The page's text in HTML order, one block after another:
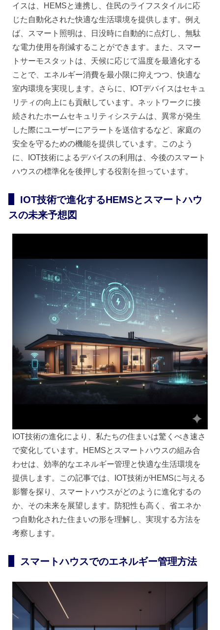
イスは、HEMSと連携し、住民のライフスタイルに応
じた自動化された快適な生活環境を提供します。例え
ば、スマート照明は、日没時に自動的に点灯し、無駄
な電力使用を削減することができます。また、スマー
トサーモスタットは、天候に応じて温度を最適化する
ことで、エネルギー消費を最小限に抑えつつ、快適な
室内環境を実現します。さらに、IOTデバイスはセキュ
リティの向上にも貢献しています。ネットワークに接
続されたホームセキュリティシステムは、異常が発生
した際にユーザーにアラートを送信するなど、家庭の
安全を守るための機能を提供しています。このよう
に、IOT技術によるデバイスの利用は、今後のスマート
ハウスの標準化を後押しする役割を担っています。
IOT技術で進化するHEMSとスマートハウ
スの未来予想図
IOT技術の進化により、私たちの住まいは驚くべき速さ
で変化しています。HEMSとスマートハウスの組み合
わせは、効率的なエネルギー管理と快適な生活環境を
提供します。この記事では、IOT技術がHEMSに与える
影響を探り、スマートハウスがどのように進化するの
か、その未来を展望します。防犯性も高く、省エネか
つ自動化された住まいの形を理解し、実現する方法を
考察します。
スマートハウスでのエネルギー管理方法